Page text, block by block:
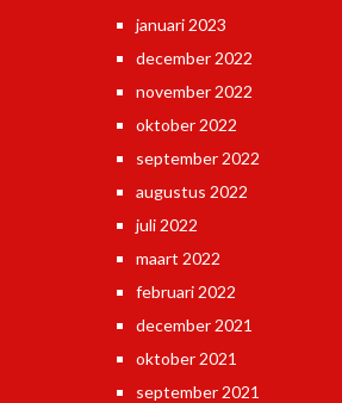
januari 2023
december 2022
november 2022
oktober 2022
september 2022
augustus 2022
juli 2022
maart 2022
februari 2022
december 2021
oktober 2021
september 2021